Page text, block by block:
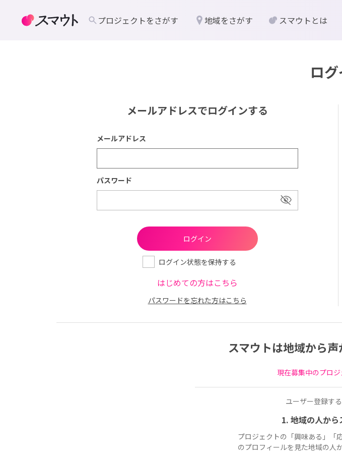
ロ
メールアドレスでログインする
メールアドレス
パスワード
ログイン状態を保持する
はじめての方はこちら
パスワードを忘れた方はこちら
スマウトは地域から
現在募集中のプロジ
ユーザー登録す
1. 地域の人から
プロジェクトの「興味ある」「
のプロフィールを見た地域の人
プロジェクトをさがす 地域をさがす スマウトとは